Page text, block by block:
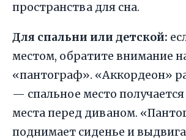
пространства для сна.
Для спальни или детской:
местом, обратите внимание
«пантограф». «Аккордеон»
— спальное место
места перед диваном.
поднимает сиденье и